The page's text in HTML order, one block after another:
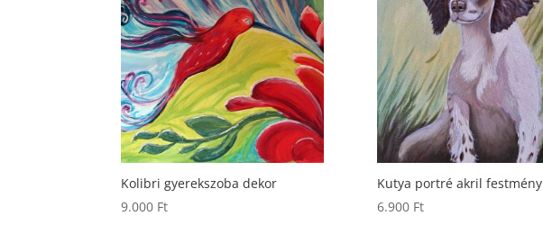
Kolibri gyerekszoba dekor
9.000 Ft
Kutya portré akril festmény
6.900 Ft